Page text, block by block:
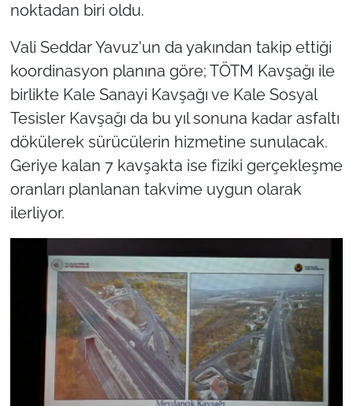
noktadan biri oldu.
Vali Seddar Yavuz'un da yakından takip ettiği
koordinasyon planına göre; TÖTM Kavşağı ile
birlikte Kale Sanayi Kavşağı ve Kale Sosyal
Tesisler Kavşağı da bu yıl sonuna kadar asfaltı
dökülerek sürücülerin hizmetine sunulacak.
Geriye kalan 7 kavşakta ise fiziki gerçekleşme
oranları planlanan takvime uygun olarak
ilerliyor.